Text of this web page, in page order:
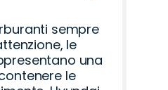
sempre
le
una
le